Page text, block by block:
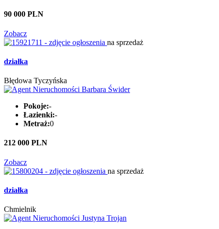
90 000 PLN
Zobacz
na sprzedaż
działka
Błędowa Tyczyńska
Pokoje:-
Łazienki:-
Metraż:0
212 000 PLN
Zobacz
na sprzedaż
działka
Chmielnik